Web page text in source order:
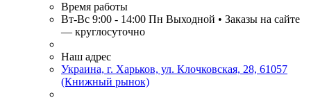
Время работы
Вт-Вс 9:00 - 14:00 Пн Выходной • Заказы на сайте
— круглосуточно
Наш адрес
Украина, г. Харьков, ул. Клочковская, 28, 61057
(Книжный рынок)